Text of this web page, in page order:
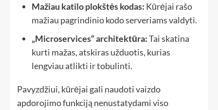
Mažiau katilo plokštės kodas: Kūrėjai rašo
mažiau pagrindinio kodo serveriams valdyti.
„Microservices“ architektūra:Tai skatina
kurti mažas, atskiras užduotis, kurias
lengviau atlikti ir tobulinti.
Pavyzdžiui, kūrėjai gali naudoti vaizdo
apdorojimo funkciją nenustatydami viso